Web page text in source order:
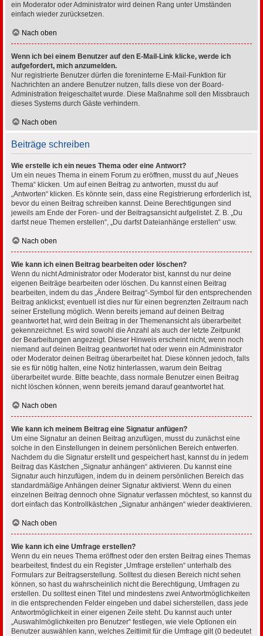
ein Moderator oder Administrator wird deinen Rang unter Umständen
einfach wieder zurücksetzen.
Nach oben
Wenn ich bei einem Benutzer auf den E-Mail-Link klicke, werde ich
aufgefordert, mich anzumelden.
Nur registrierte Benutzer dürfen die foreninterne E-Mail-Funktion für
Nachrichten an andere Benutzer nutzen, falls diese von der Board-
Administration freigeschaltet wurde. Diese Maßnahme soll den Missbrauch
dieses Systems durch Gäste verhindern.
Nach oben
Beiträge schreiben
Wie erstelle ich ein neues Thema oder eine Antwort?
Um ein neues Thema in einem Forum zu eröffnen, musst du auf „Neues
Thema“ klicken. Um auf einen Beitrag zu antworten, musst du auf
„Antworten“ klicken. Es könnte sein, dass eine Registrierung erforderlich ist,
bevor du einen Beitrag schreiben kannst. Deine Berechtigungen sind
jeweils am Ende der Foren- und der Beitragsansicht aufgelistet. Z. B. „Du
darfst neue Themen erstellen“, „Du darfst Dateianhänge erstellen“ usw.
Nach oben
Wie kann ich einen Beitrag bearbeiten oder löschen?
Wenn du nicht Administrator oder Moderator bist, kannst du nur deine
eigenen Beiträge bearbeiten oder löschen. Du kannst einen Beitrag
bearbeiten, indem du das „Ändere Beitrag“-Symbol für den entsprechenden
Beitrag anklickst; eventuell ist dies nur für einen begrenzten Zeitraum nach
seiner Erstellung möglich. Wenn bereits jemand auf deinen Beitrag
geantwortet hat, wird dein Beitrag in der Themenansicht als überarbeitet
gekennzeichnet. Es wird sowohl die Anzahl als auch der letzte Zeitpunkt
der Bearbeitungen angezeigt. Dieser Hinweis erscheint nicht, wenn noch
niemand auf deinen Beitrag geantwortet hat oder wenn ein Administrator
oder Moderator deinen Beitrag überarbeitet hat. Diese können jedoch, falls
sie es für nötig halten, eine Notiz hinterlassen, warum dein Beitrag
überarbeitet wurde. Bitte beachte, dass normale Benutzer einen Beitrag
nicht löschen können, wenn bereits jemand darauf geantwortet hat.
Nach oben
Wie kann ich meinem Beitrag eine Signatur anfügen?
Um eine Signatur an deinen Beitrag anzufügen, musst du zunächst eine
solche in den Einstellungen in deinem persönlichen Bereich entwerfen.
Nachdem du die Signatur erstellt und gespeichert hast, kannst du in jedem
Beitrag das Kästchen „Signatur anhängen“ aktivieren. Du kannst eine
Signatur auch hinzufügen, indem du in deinem persönlichen Bereich das
standardmäßige Anhängen deiner Signatur aktivierst. Wenn du einen
einzelnen Beitrag dennoch ohne Signatur verfassen möchtest, so kannst du
dort einfach das Kontrollkästchen „Signatur anhängen“ wieder deaktivieren.
Nach oben
Wie kann ich eine Umfrage erstellen?
Wenn du ein neues Thema eröffnest oder den ersten Beitrag eines Themas
bearbeitest, findest du ein Register „Umfrage erstellen“ unterhalb des
Formulars zur Beitragserstellung. Solltest du diesen Bereich nicht sehen
können, so hast du wahrscheinlich nicht die Berechtigung, Umfragen zu
erstellen. Du solltest einen Titel und mindestens zwei Antwortmöglichkeiten
in die entsprechenden Felder eingeben und dabei sicherstellen, dass jede
Antwortmöglichkeit in einer eigenen Zeile steht. Du kannst auch unter
„Auswahlmöglichkeiten pro Benutzer“ festlegen, wie viele Optionen ein
Benutzer auswählen kann, welches Zeitlimit für die Umfrage gilt (0 bedeutet